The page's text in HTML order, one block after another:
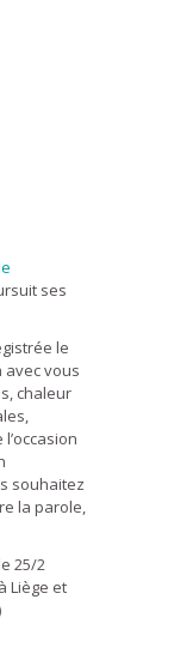
ses
le
avec vous
chaleur
souhaitez
la parole,
25/2
Liège et